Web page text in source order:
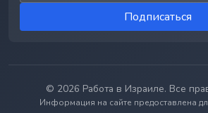
Подписаться
© 2026 Работа в Израиле. Все
Информация на сайте предоставлена